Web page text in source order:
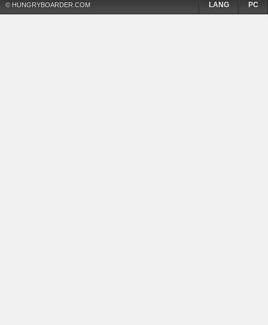
© HUNGRYBOARDER.COM PC
LANG